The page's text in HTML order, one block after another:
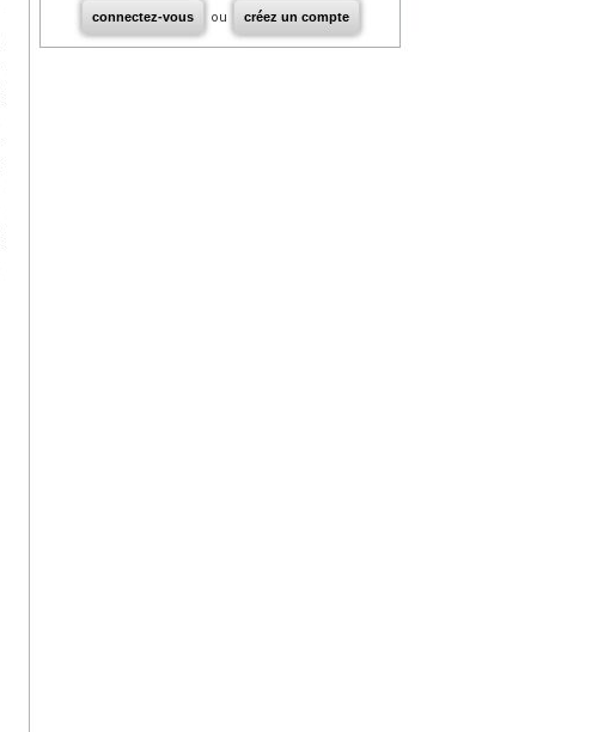
connectez-vous ou créez un compte